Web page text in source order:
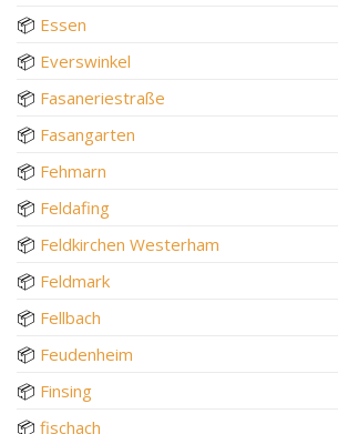
📦 Essen
📦 Everswinkel
📦 Fasaneriestraße
📦 Fasangarten
📦 Fehmarn
📦 Feldafing
📦 Feldkirchen Westerham
📦 Feldmark
📦 Fellbach
📦 Feudenheim
📦 Finsing
📦 fischach